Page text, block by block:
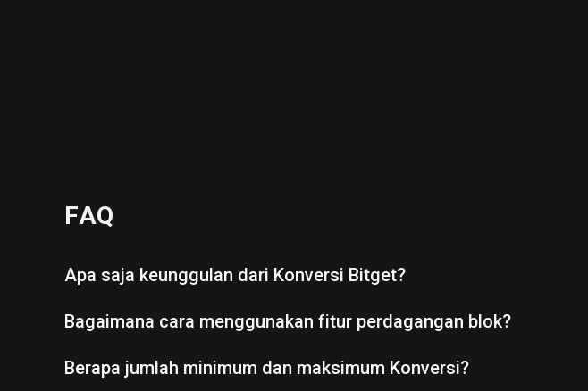
FAQ
Apa saja keunggulan dari Konversi Bitget?
Bagaimana cara menggunakan fitur perdagangan blok?
Berapa jumlah minimum dan maksimum Konversi?